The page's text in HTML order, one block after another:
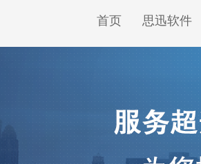
首页 思迅软件